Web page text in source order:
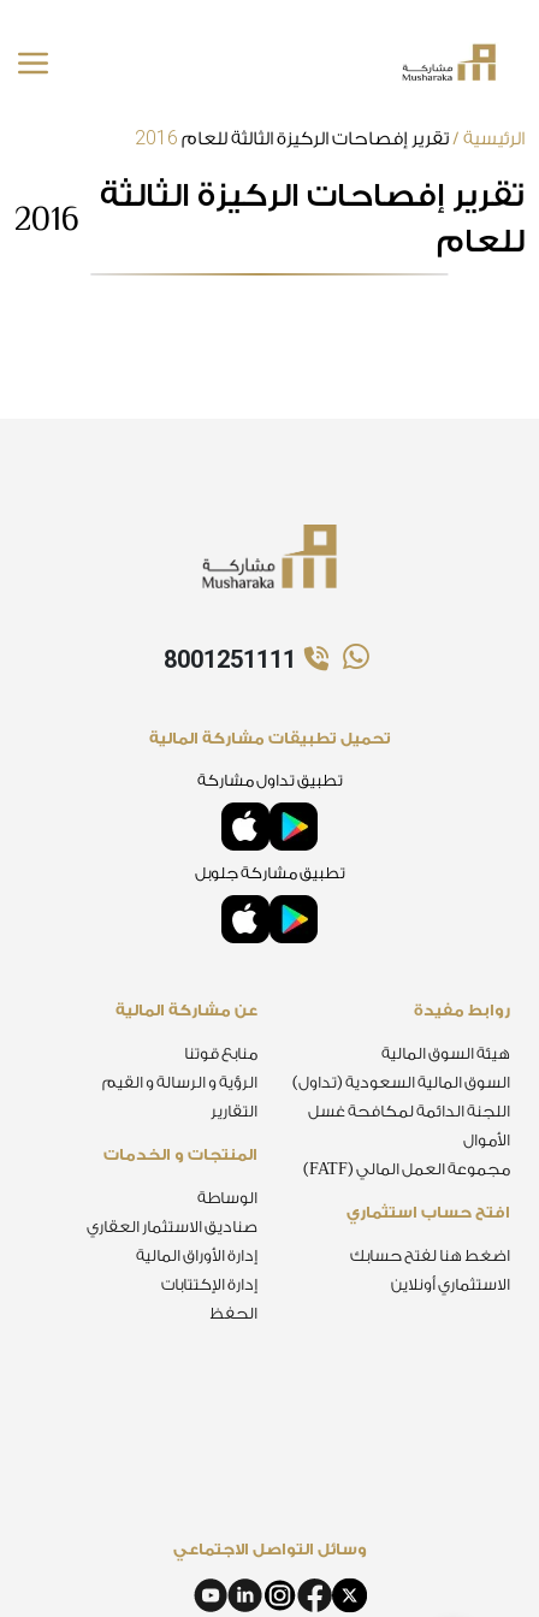
تخطى
المحتوى
الرئيسية /تقرير إفصاحات الركيزة الثالثة للعام 2016
تقرير إفصاحات الركيزة الثالثة
للعام
2016
8001251111
المنتجات و الخدمات
الوساطة
صناديق الاستثمار العقاري
إدارة الأوراق المالية
إدارة الإكتتابات
الحفظ
عن مشاركة المالية
منابع قوتنا
الرؤية و الرسالة و القيم
التقارير
افتح حساب استثماري
اضغط هنا لفتح حسابك
الاستثماري أونلاين
روابط مفيدة
هيئة السوق المالية
السوق المالية السعودية (تداول)
اللجنة الدائمة لمكافحة غسل
الأموال
مجموعة العمل المالي (FATF)
تحميل تطبيقات مشاركة المالية
تطبيق تداول مشاركة
تطبيق مشاركة جلوبل
وسائل التواصل الاجتماعي